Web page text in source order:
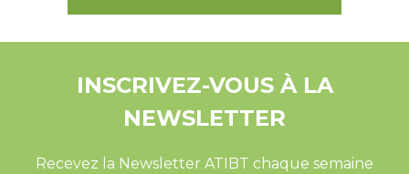
INSCRIVEZ-VOUS À LA
NEWSLETTER
Recevez la Newsletter ATIBT chaque semaine